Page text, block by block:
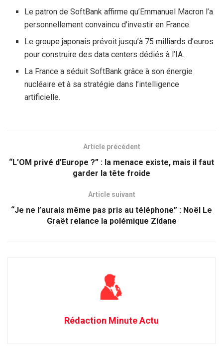
Le patron de SoftBank affirme qu’Emmanuel Macron l’a
personnellement convaincu d’investir en France.
Le groupe japonais prévoit jusqu’à 75 milliards d’euros
pour construire des data centers dédiés à l’IA.
La France a séduit SoftBank grâce à son énergie
nucléaire et à sa stratégie dans l’intelligence
artificielle.
Article précédent
“L’OM privé d’Europe ?” : la menace existe, mais il faut
garder la tête froide
Article suivant
“Je ne l’aurais même pas pris au téléphone” : Noël Le
Graët relance la polémique Zidane
Rédaction Minute Actu